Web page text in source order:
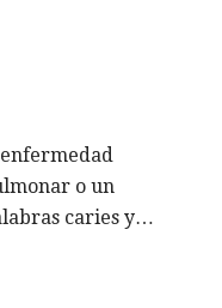
o un
caries y…